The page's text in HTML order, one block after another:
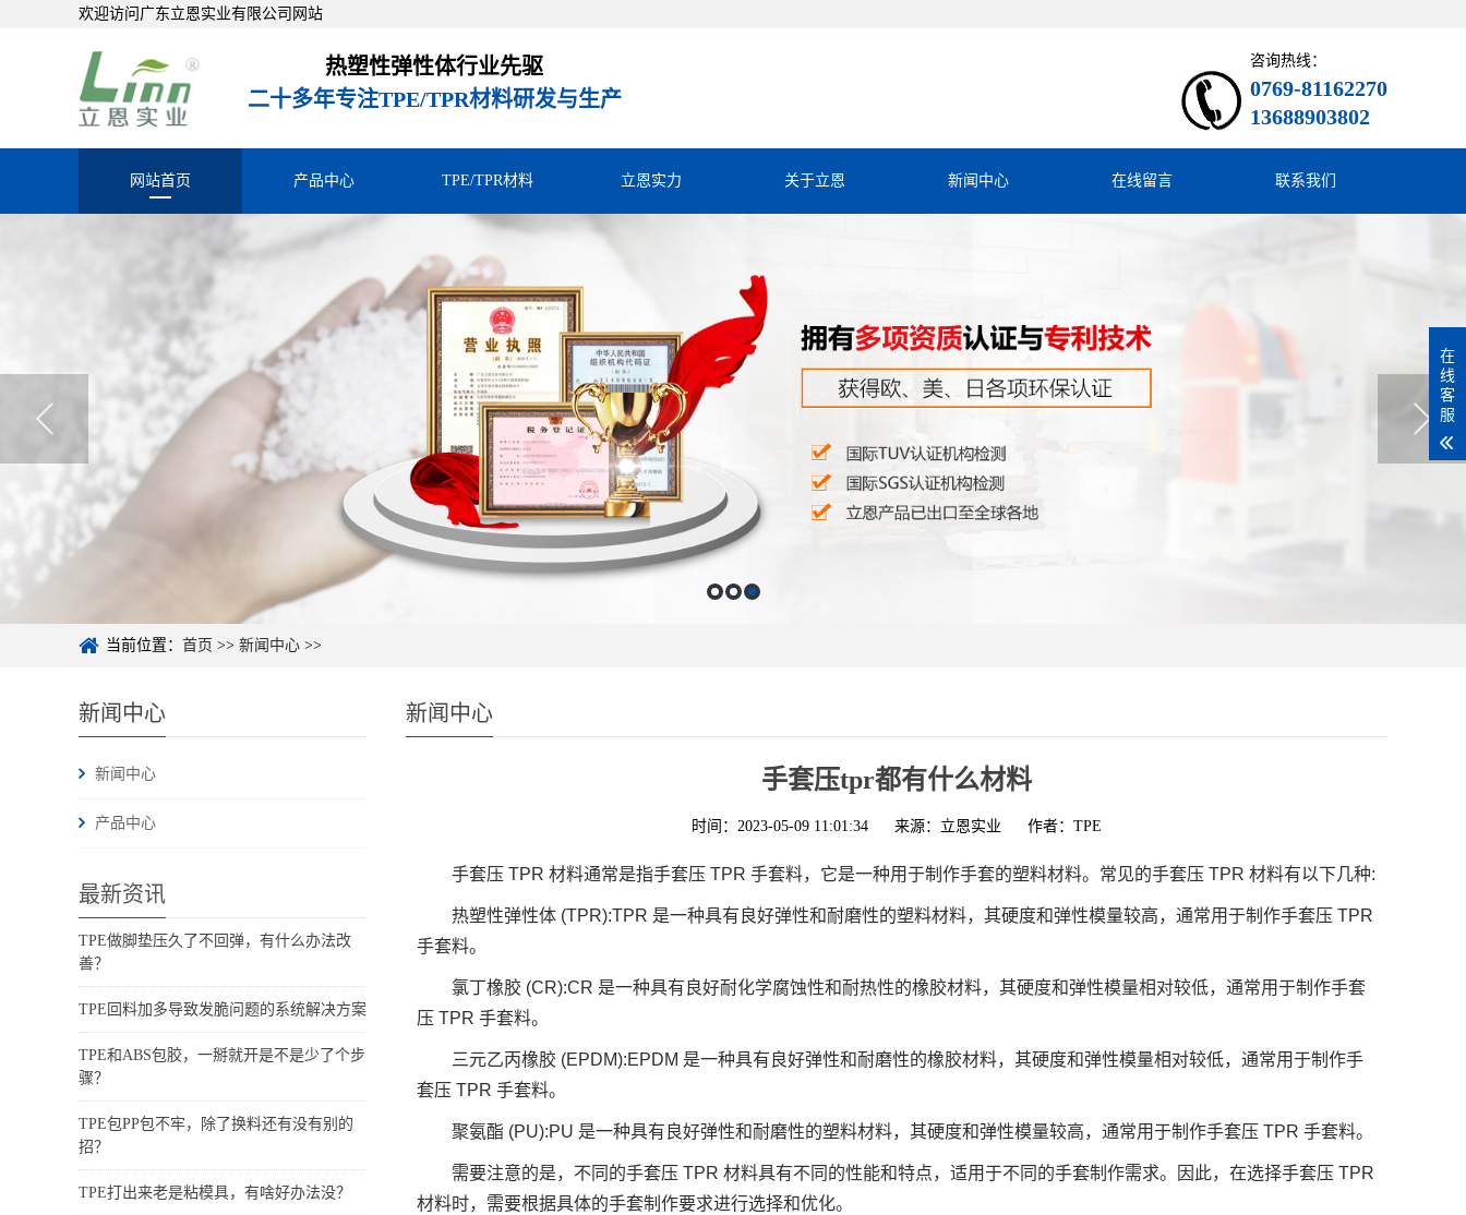
欢迎访问广东立恩实业有限公司网站
热塑性弹性体行业先驱
二十多年专注TPE/TPR材料研发与生产
咨询热线：
0769-81162270
13688903802
网站首页 产品中心 TPE/TPR材料 立恩实力 关于立恩 新闻中心 在线留言 联系我们
当前位置： 首页 >> 新闻中心 >>
新闻中心
新闻中心
产品中心
最新资讯
TPE做脚垫压久了不回弹，有什么办法改
善？
TPE回料加多导致发脆问题的系统解决方案
TPE和ABS包胶，一掰就开是不是少了个步
骤？
TPE包PP包不牢，除了换料还有没有别的
招？
TPE打出来老是粘模具，有啥好办法没？
新闻中心
手套压tpr都有什么材料
时间：2023-05-09 11:01:34 来源：立恩实业 作者：TPE
手套压 TPR 材料通常是指手套压 TPR 手套料，它是一种用于制作手套的塑料材料。常见的手套压 TPR 材料有以下几种:
热塑性弹性体 (TPR):TPR 是一种具有良好弹性和耐磨性的塑料材料，其硬度和弹性模量较高，通常用于制作手套压 TPR
手套料。
氯丁橡胶 (CR):CR 是一种具有良好耐化学腐蚀性和耐热性的橡胶材料，其硬度和弹性模量相对较低，通常用于制作手套
压 TPR 手套料。
三元乙丙橡胶 (EPDM):EPDM 是一种具有良好弹性和耐磨性的橡胶材料，其硬度和弹性模量相对较低，通常用于制作手
套压 TPR 手套料。
聚氨酯 (PU):PU 是一种具有良好弹性和耐磨性的塑料材料，其硬度和弹性模量较高，通常用于制作手套压 TPR 手套料。
需要注意的是，不同的手套压 TPR 材料具有不同的性能和特点，适用于不同的手套制作需求。因此，在选择手套压 TPR
材料时，需要根据具体的手套制作要求进行选择和优化。
在
线
客
服